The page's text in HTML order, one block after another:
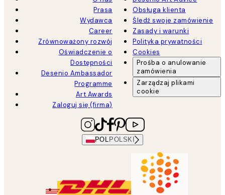
Prasa
Wydawca
Career
Zrównoważony rozwój
Oświadczenie o
Dostępności
Desenio Ambassador
Programme
Art Awards
Zaloguj się (firma)
Obsługa klienta
Śledź swoje zamówienie
Zasady i warunki
Polityka prywatności
Cookies
Prośba o anulowanie
zamówienia
Zarządzaj plikami
cookie
POL POLSKI